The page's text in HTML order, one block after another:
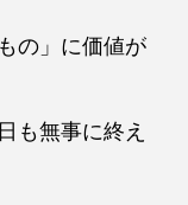
の」に価値が
も無事に終え